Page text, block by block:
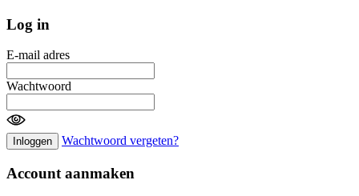
Log in
E-mail adres
Wachtwoord
Inloggen Wachtwoord vergeten?
Account aanmaken